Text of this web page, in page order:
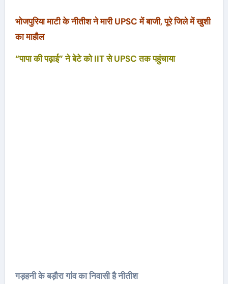
भोजपुरिया माटी के नीतीश ने मारी UPSC में बाजी, पूरे जिले में खुशी
का माहौल
“पापा की पढ़ाई” ने बेटे को IIT से UPSC तक पहुंचाया
गड़हनी के बड़ौरा गांव का निवासी है नीतीश